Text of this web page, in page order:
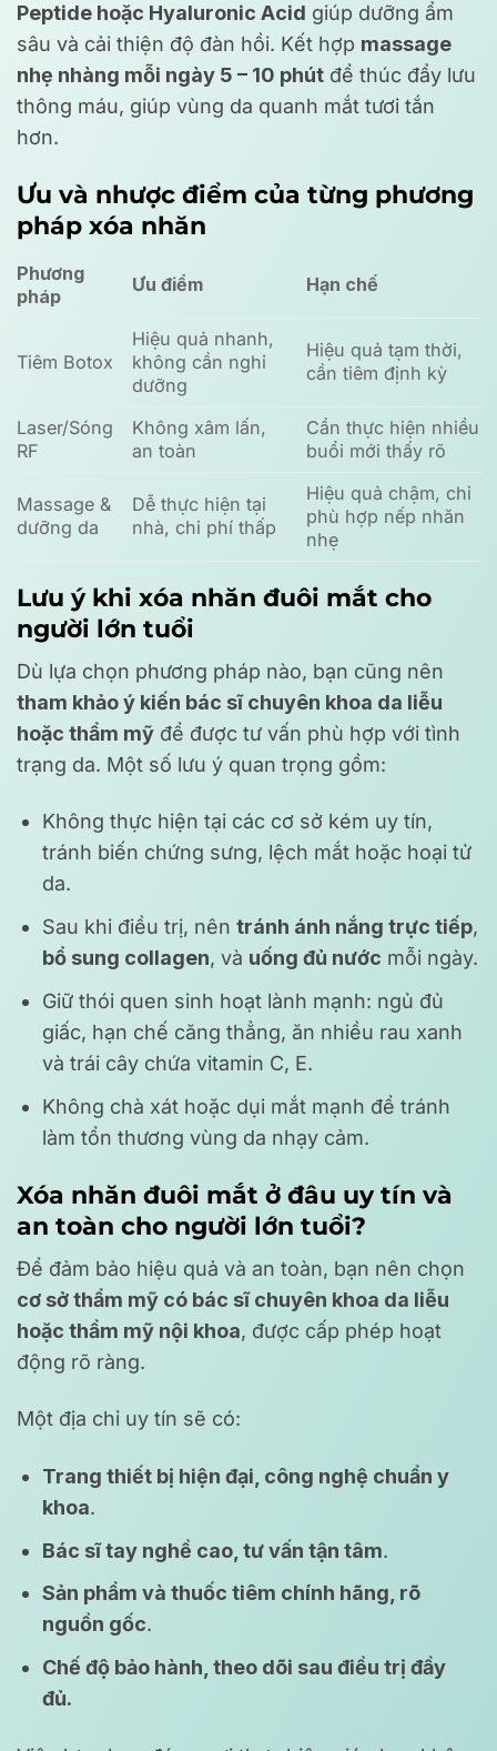
Peptide hoặc Hyaluronic Acid giúp dưỡng ẩm
sâu và cải thiện độ đàn hồi. Kết hợp massage
nhẹ nhàng mỗi ngày 5 – 10 phút để thúc đẩy lưu
thông máu, giúp vùng da quanh mắt tươi tắn
hơn.
Ưu và nhược điểm của từng phương
pháp xóa nhăn
Phương
pháp
Ưu điểm Hạn chế
Tiêm Botox
Hiệu quả nhanh,
không cần nghỉ
dưỡng
Hiệu quả tạm thời,
cần tiêm định kỳ
Laser/Sóng
RF
Không xâm lấn,
an toàn
Cần thực hiện nhiều
buổi mới thấy rõ
Massage &
dưỡng da
Dễ thực hiện tại
nhà, chi phí thấp
Hiệu quả chậm, chỉ
phù hợp nếp nhăn
nhẹ
Lưu ý khi xóa nhăn đuôi mắt cho
người lớn tuổi
Dù lựa chọn phương pháp nào, bạn cũng nên
tham khảo ý kiến bác sĩ chuyên khoa da liễu
hoặc thẩm mỹ để được tư vấn phù hợp với tình
trạng da. Một số lưu ý quan trọng gồm:
Không thực hiện tại các cơ sở kém uy tín,
tránh biến chứng sưng, lệch mắt hoặc hoại tử
da.
Sau khi điều trị, nêntránh ánh nắng trực tiếp,
bổ sung collagen, và uống đủ nước mỗi ngày.
Giữ thói quen sinh hoạt lành mạnh: ngủ đủ
giấc, hạn chế căng thẳng, ăn nhiều rau xanh
và trái cây chứa vitamin C, E.
Không chà xát hoặc dụi mắt mạnh để tránh
làm tổn thương vùng da nhạy cảm.
Xóa nhăn đuôi mắt ở đâu uy tín và
an toàn cho người lớn tuổi?
Để đảm bảo hiệu quả và an toàn, bạn nên chọn
cơ sở thẩm mỹ có bác sĩ chuyên khoa da liễu
hoặc thẩm mỹ nội khoa, được cấp phép hoạt
động rõ ràng.
Một địa chỉ uy tín sẽ có:
Trang thiết bị hiện đại, công nghệ chuẩn y
khoa.
Bác sĩ tay nghề cao, tư vấn tận tâm.
Sản phẩm và thuốc tiêm chính hãng, rõ
nguồn gốc.
Chế độ bảo hành, theo dõi sau điều trị đầy
đủ.